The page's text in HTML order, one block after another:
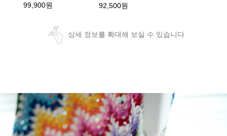
99,900원
92,500원
상세 정보를 확대해 보실 수 있습니다